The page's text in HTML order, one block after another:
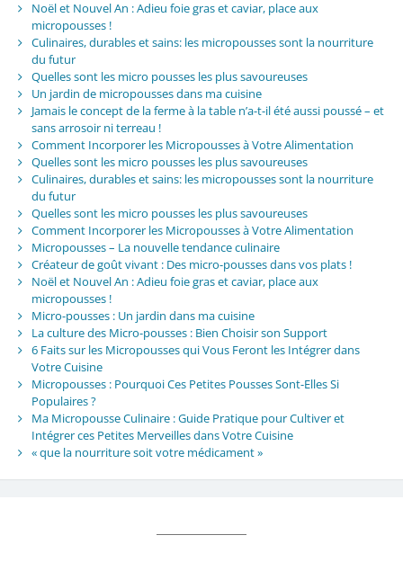
Noël et Nouvel An : Adieu foie gras et caviar, place aux
micropousses !
Culinaires, durables et sains: les micropousses sont la nourriture
du futur
Quelles sont les micro pousses les plus savoureuses
Un jardin de micropousses dans ma cuisine
Jamais le concept de la ferme à la table n’a-t-il été aussi poussé – et
sans arrosoir ni terreau !
Comment Incorporer les Micropousses à Votre Alimentation
Quelles sont les micro pousses les plus savoureuses
Culinaires, durables et sains: les micropousses sont la nourriture
du futur
Quelles sont les micro pousses les plus savoureuses
Comment Incorporer les Micropousses à Votre Alimentation
Micropousses – La nouvelle tendance culinaire
Créateur de goût vivant : Des micro-pousses dans vos plats !
Noël et Nouvel An : Adieu foie gras et caviar, place aux
micropousses !
Micro-pousses : Un jardin dans ma cuisine
La culture des Micro-pousses : Bien Choisir son Support
6 Faits sur les Micropousses qui Vous Feront les Intégrer dans
Votre Cuisine
Micropousses : Pourquoi Ces Petites Pousses Sont-Elles Si
Populaires ?
Ma Micropousse Culinaire : Guide Pratique pour Cultiver et
Intégrer ces Petites Merveilles dans Votre Cuisine
« que la nourriture soit votre médicament »